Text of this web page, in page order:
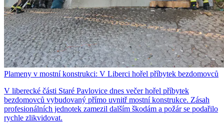
Plameny v mostní konstrukci: V Liberci hořel příbytek bezdomovců
V liberecké části Staré Pavlovice dnes večer hořel příbytek
bezdomovců vybudovaný přímo uvnitř mostní konstrukce. Zásah
profesionálních jednotek zamezil dalším škodám a požár se podařilo
rychle zlikvidovat.